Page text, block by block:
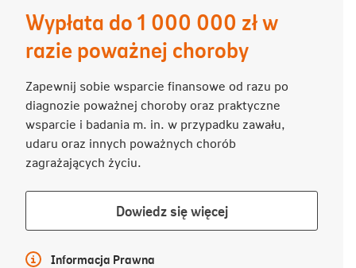
Wypłata do 1 000 000 zł w
razie poważnej choroby
Zapewnij sobie wsparcie finansowe od razu po
diagnozie poważnej choroby oraz praktyczne
wsparcie i badania m. in. w przypadku zawału,
udaru oraz innych poważnych chorób
zagrażających życiu.
Dowiedz się więcejDowiedz
się
Więcej informacji
Informacja Prawna